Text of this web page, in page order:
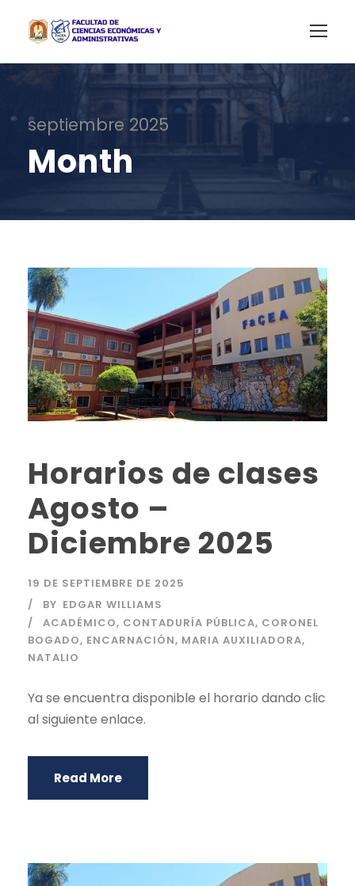
septiembre 2025
Month
Horarios de clases
Agosto –
Diciembre 2025
19 DE SEPTIEMBRE DE 2025
BY EDGAR WILLIAMS
ACADÉMICO, CONTADURÍA PÚBLICA, CORONEL
BOGADO, ENCARNACIÓN, MARIA AUXILIADORA,
NATALIO
Ya se encuentra disponible el horario dando clic
al siguiente enlace.
Read More